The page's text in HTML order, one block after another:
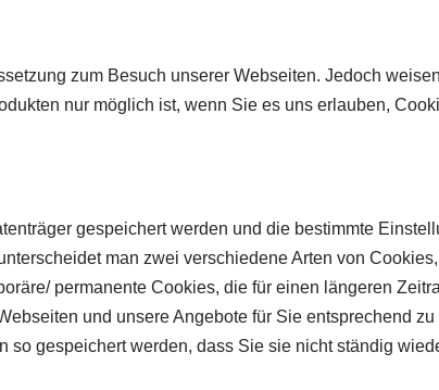
zum Besuch unserer Webseiten. Jedoch
nur möglich ist, wenn Sie es uns erlauben,
gespeichert werden und die bestimmte
man zwei verschiedene Arten von
permanente Cookies, die für einen längeren
und unsere Angebote für Sie entsprechend
so gespeichert werden, dass Sie sie nicht ständig